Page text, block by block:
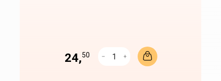
24,50